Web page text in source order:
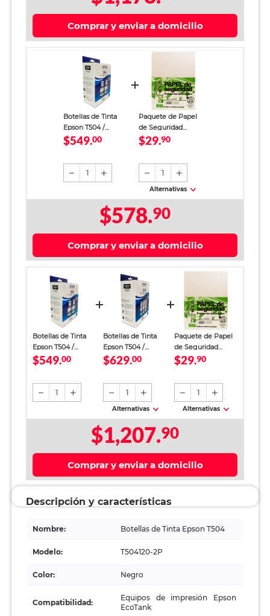
Comprar y enviar a domicilio
Botellas de Tinta
Epson T504 /
T504120-2P / Negro /
$549.00
1
Paquete de Papel
de Seguridad
Papelería Ecológica
$29.90
1
Alternativas
$578.90
Comprar y enviar a domicilio
Botellas de Tinta
Epson T504 /
T504120-2P /
2 piezas
$549.00
1
Botellas de Tinta
Epson T504 /
T504520-3P /
EcoTank / 3 piezas
$629.00
1
Alternativas
Paquete de Papel
de Seguridad
Papelería
Crema
$29.90
1
Alternativas
$1,207.90
Comprar y enviar a domicilio
Descripción y características
Nombre: Botellas de Tinta Epson T504
Modelo: T504120-2P
Color: Negro
Compatibilidad:
Equipos de impresión Epson
EcoTank